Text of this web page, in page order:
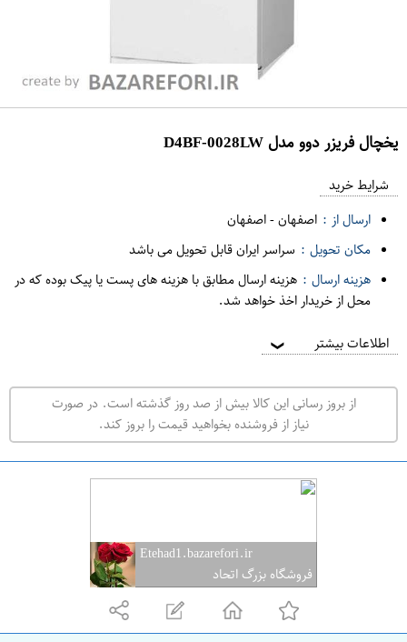
یخچال فریزر دوو مدل D4BF-0028LW
ف
ر
ت
ه
ر
ا
شرایط خرید
ارسال از : اصفهان-اصفهان
مکان تحویل : سراسر ایران قابل تحویل می باشد
هزینه ارسال : هزینه ارسال مطابق با هزینه های پست یا پیک بوده که در
محل از خریدار اخذ خواهد شد.
اطلاعات بیشتر ❯
از بروز رسانی این کالا بیش از صد روز گذشته است. در صورت
نیاز از فروشنده بخواهید قیمت را بروز کند.
Etehad1.bazarefori.ir
فروشگاه بزرگ اتحاد